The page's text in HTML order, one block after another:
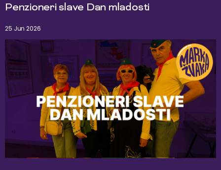
Penzioneri slave Dan mladosti
25 Jun 2026